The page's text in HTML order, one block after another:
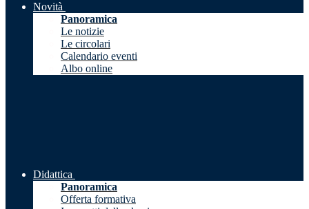
Novità
Panoramica
Le notizie
Le circolari
Calendario eventi
Albo online
Didattica
Panoramica
Offerta formativa